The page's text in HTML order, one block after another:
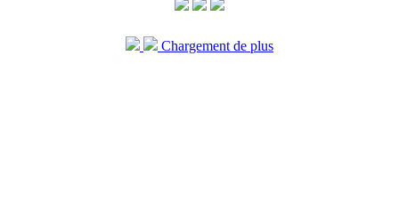
Chargement de plus